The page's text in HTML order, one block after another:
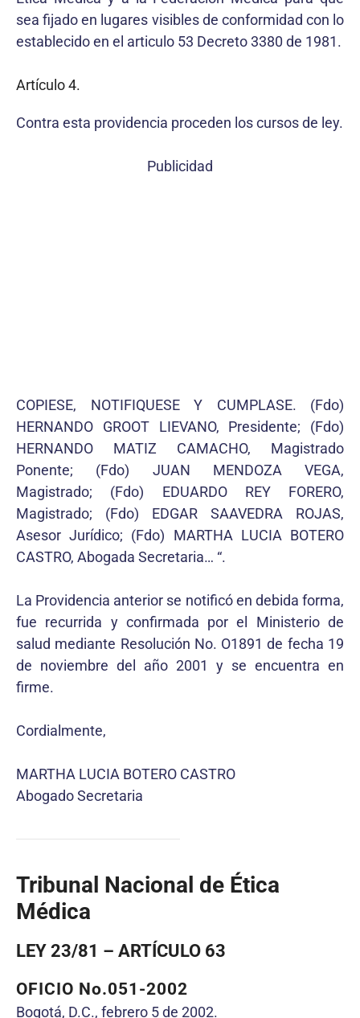
sea fijado en lugares visibles de conformidad con lo
establecido en el articulo 53 Decreto 3380 de 1981.
Artículo 4.
Contra esta providencia proceden los cursos de ley.
Publicidad
COPIESE, NOTIFIQUESE Y CUMPLASE. (Fdo)
HERNANDO GROOT LIEVANO, Presidente; (Fdo)
HERNANDO MATIZ CAMACHO, Magistrado
Ponente; (Fdo) JUAN MENDOZA VEGA,
Magistrado; (Fdo) EDUARDO REY FORERO,
Magistrado; (Fdo) EDGAR SAAVEDRA ROJAS,
Asesor Jurídico; (Fdo) MARTHA LUCIA BOTERO
CASTRO, Abogada Secretaria… “.
La Providencia anterior se notificó en debida forma,
fue recurrida y confirmada por el Ministerio de
salud mediante Resolución No. O1891 de fecha 19
de noviembre del año 2001 y se encuentra en
firme.
Cordialmente,
MARTHA LUCIA BOTERO CASTRO
Abogado Secretaria
Tribunal Nacional de Ética
Médica
LEY 23/81 – ARTÍCULO 63
OFICIO No.051-2002
Bogotá, D.C., febrero 5 de 2002.